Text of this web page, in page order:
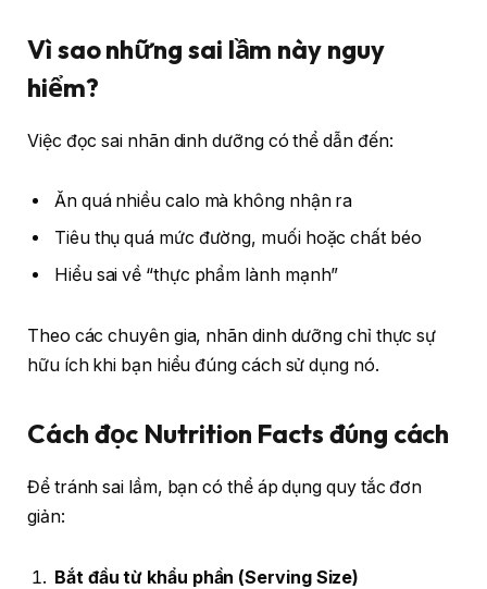
Vì sao những sai lầm này nguy
hiểm?
Việc đọc sai nhãn dinh dưỡng có thể dẫn đến:
Ăn quá nhiều calo mà không nhận ra
Tiêu thụ quá mức đường, muối hoặc chất béo
Hiểu sai về “thực phẩm lành mạnh”
Theo các chuyên gia, nhãn dinh dưỡng chỉ thực sự
hữu ích khi bạn hiểu đúng cách sử dụng nó.
Cách đọc Nutrition Facts đúng cách
Để tránh sai lầm, bạn có thể áp dụng quy tắc đơn
giản:
Bắt đầu từ khẩu phần (Serving Size)